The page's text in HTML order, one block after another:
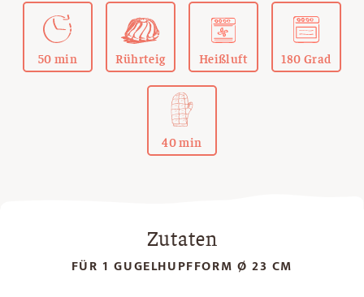
50 min Rührteig Heißluft 180 Grad
40 min
Zutaten
FÜR 1 GUGELHUPFFORM Ø 23 CM